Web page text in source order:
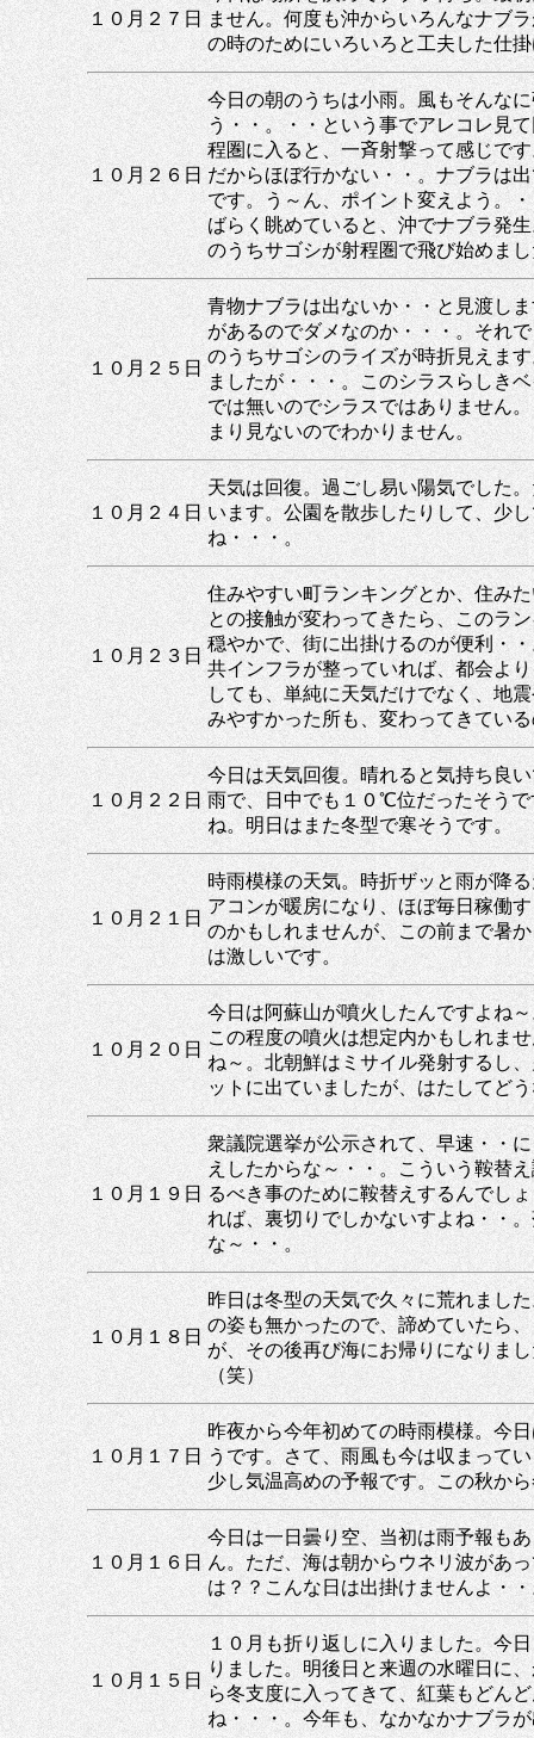
１０月２７日 ません。何度も沖からいろんなナブ
の時のためにいろいろと工夫した仕
１０月２６日
今日の朝のうちは小雨。風もそんな
う・・。・・という事でアレコレ見
程圏に入ると、一斉射撃って感じで
だからほぼ行かない・・。ナブラは
です。う～ん、ポイント変えよう。
ばらく眺めていると、沖でナブラ発
のうちサゴシが射程圏で飛び始めま
１０月２５日
青物ナブラは出ないか・・と見渡し
があるのでダメなのか・・・。それ
のうちサゴシのライズが時折見えま
ましたが・・・。このシラスらしき
では無いのでシラスではありません
まり見ないのでわかりません。
１０月２４日
天気は回復。過ごし易い陽気でした
います。公園を散歩したりして、少
ね・・・。
１０月２３日
住みやすい町ランキングとか、住み
との接触が変わってきたら、このラ
穏やかで、街に出掛けるのが便利・
共インフラが整っていれば、都会よ
しても、単純に天気だけでなく、地
みやすかった所も、変わってきてい
１０月２２日
今日は天気回復。晴れると気持ち良
雨で、日中でも１０℃位だったそう
ね。明日はまた冬型で寒そうです。
１０月２１日
時雨模様の天気。時折ザッと雨が降
アコンが暖房になり、ほぼ毎日稼働
のかもしれませんが、この前まで暑
は激しいです。
１０月２０日
今日は阿蘇山が噴火したんですよね
この程度の噴火は想定内かもしれま
ね～。北朝鮮はミサイル発射するし
ットに出ていましたが、はたしてど
１０月１９日
衆議院選挙が公示されて、早速・・
えしたからな～・・。こういう鞍替
るべき事のために鞍替えするんでし
れば、裏切りでしかないすよね・・
な～・・。
１０月１８日
昨日は冬型の天気で久々に荒れまし
の姿も無かったので、諦めていたら
が、その後再び海にお帰りになりま
（笑）
１０月１７日
昨夜から今年初めての時雨模様。今
うです。さて、雨風も今は収まって
少し気温高めの予報です。この秋か
１０月１６日
今日は一日曇り空、当初は雨予報も
ん。ただ、海は朝からウネリ波があ
は？？こんな日は出掛けませんよ・
１０月１５日
１０月も折り返しに入りました。今
りました。明後日と来週の水曜日に
ら冬支度に入ってきて、紅葉もどん
ね・・・。今年も、なかなかナブラ